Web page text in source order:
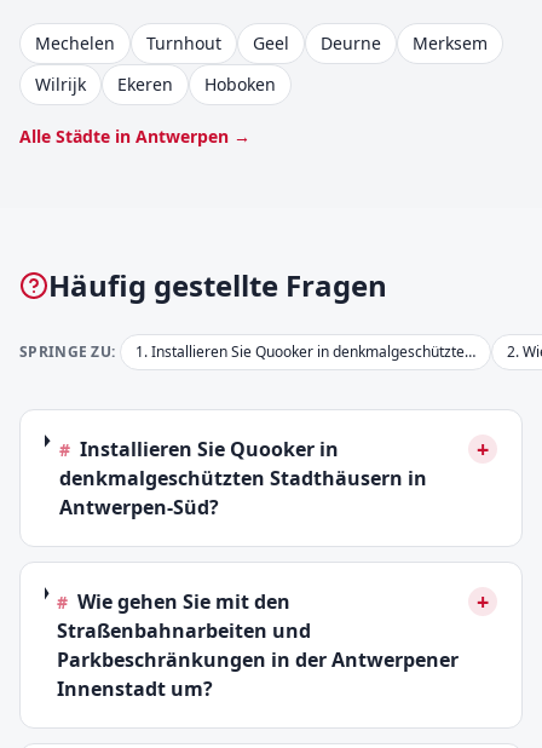
Mechelen Turnhout Geel Deurne
Merksem
Wilrijk
Ekeren Hoboken
Alle Städte in Antwerpen →
Häufig gestellte Fragen
SPRINGE ZU: 1.Installieren Sie Quooker in denkmalgeschützte… 2.
# Installieren Sie Quooker in
denkmalgeschützten Stadthäusern in
Antwerpen-Süd?
+
# Wie gehen Sie mit den
Straßenbahnarbeiten und
Parkbeschränkungen in der Antwerpener
Innenstadt um?
+